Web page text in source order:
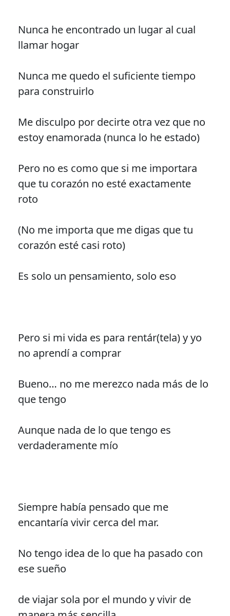
Nunca he encontrado un lugar al cual
llamar hogar
Nunca me quedo el suficiente tiempo
para construirlo
Me disculpo por decirte otra vez que no
estoy enamorada (nunca lo he estado)
Pero no es como que si me importara
que tu corazón no esté exactamente
roto
(No me importa que me digas que tu
corazón esté casi roto)
Es solo un pensamiento, solo eso
Pero si mi vida es para rentár(tela) y yo
no aprendí a comprar
Bueno… no me merezco nada más de lo
que tengo
Aunque nada de lo que tengo es
verdaderamente mío
Siempre había pensado que me
encantaría vivir cerca del mar.
No tengo idea de lo que ha pasado con
ese sueño
de viajar sola por el mundo y vivir de